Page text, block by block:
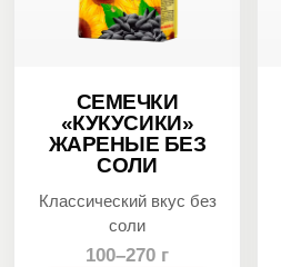
СЕМЕЧКИ
«КУКУСИКИ»
ЖАРЕНЫЕ БЕЗ
СОЛИ
Классический вкус без
соли
100–270 г